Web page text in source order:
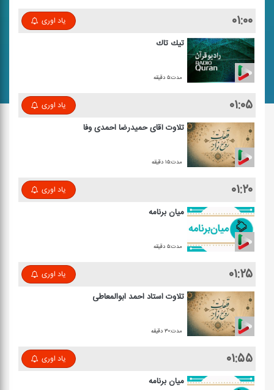
۰۱:۰۰ یاد اوری
تیك تاك
مدت:۵ دقیقه
۰۱:۰۵ یاد اوری
تلاوت آقای حمیدرضا احمدی وفا
مدت:۱۵ دقیقه
۰۱:۲۰ یاد اوری
میان برنامه
مدت:۵ دقیقه
۰۱:۲۵ یاد اوری
تلاوت استاد احمد ابوالمعاطی
مدت:۳۰ دقیقه
۰۱:۵۵ یاد اوری
میان برنامه